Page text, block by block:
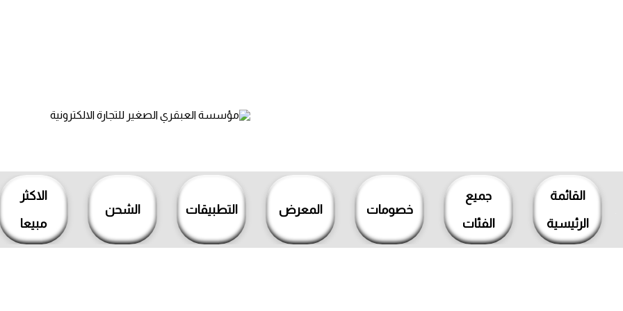
القائمة
الرئيسية
جميع
الفئات
خصومات المعرض التطبيقات الشحن
الاكثر
مبيعا
المحتوى